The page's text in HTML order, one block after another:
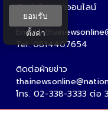
ติดต่อโฆษณาออนไลน์
คุณอ้อ
Email :
Tel: 0814407654
ติดต่อฝ่ายข่าว
โทร. 02-338-3333 ต่อ
ยอมรับ
ตั้งค่า